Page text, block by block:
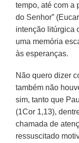
tempo, até com a
do Senhor”
intenção litúrgica
uma memória
às esperanças.
Não quero dizer
também não
sim, tanto que
(1Cor 1,13),
chamada de
ressuscitado